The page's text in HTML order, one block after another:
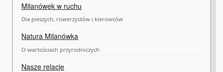
Milanówek w ruchu
Dla pieszych, rowerzystów i kierowców
Natura Milanówka
O wartościach przyrodniczych
Nasze relacje